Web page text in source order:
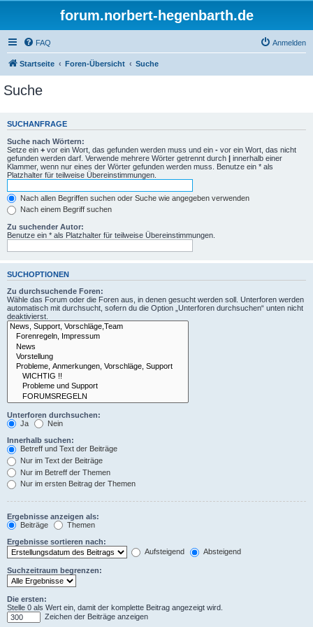
forum.norbert-hegenbarth.de
FAQ Anmelden
Startseite Foren-Übersicht Suche
Suche
SUCHANFRAGE
Suche nach Wörtern:
Setze ein + vor ein Wort, das gefunden werden muss und ein - vor ein Wort, das nicht
gefunden werden darf. Verwende mehrere Wörter getrennt durch | innerhalb einer
Klammer, wenn nur eines der Wörter gefunden werden muss. Benutze ein * als
Platzhalter für teilweise Übereinstimmungen.
Nach allen Begriffen suchen oder Suche wie angegeben verwenden
Nach einem Begriff suchen
Zu suchender Autor:
Benutze ein * als Platzhalter für teilweise Übereinstimmungen.
SUCHOPTIONEN
Zu durchsuchende Foren:
Wähle das Forum oder die Foren aus, in denen gesucht werden soll. Unterforen werden
automatisch mit durchsucht, sofern du die Option „Unterforen durchsuchen“ unten nicht
deaktivierst.
Unterforen durchsuchen:
Ja
Nein
Innerhalb suchen:
Betreff und Text der Beiträge
Nur im Text der Beiträge
Nur im Betreff der Themen
Nur im ersten Beitrag der Themen
Ergebnisse anzeigen als:
Beiträge
Themen
Ergebnisse sortieren nach:
Aufsteigend
Absteigend
Suchzeitraum begrenzen:
Die ersten:
Stelle 0 als Wert ein, damit der komplette Beitrag angezeigt wird.
Zeichen der Beiträge anzeigen